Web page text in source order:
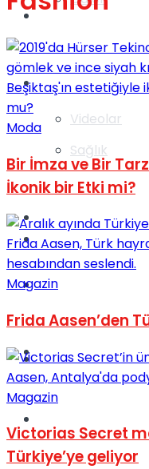
Videolar
Gündem
Yaşam
Gündem
Yaşam
Sağlık
TV
Kadınca
Dünya
Moda
Bir İmza ve Bir
İkonik bir Etki mi?
Magazin
Frida Aasen’den
Magazin
Victorias Secret
Türkiye’ye geliyor